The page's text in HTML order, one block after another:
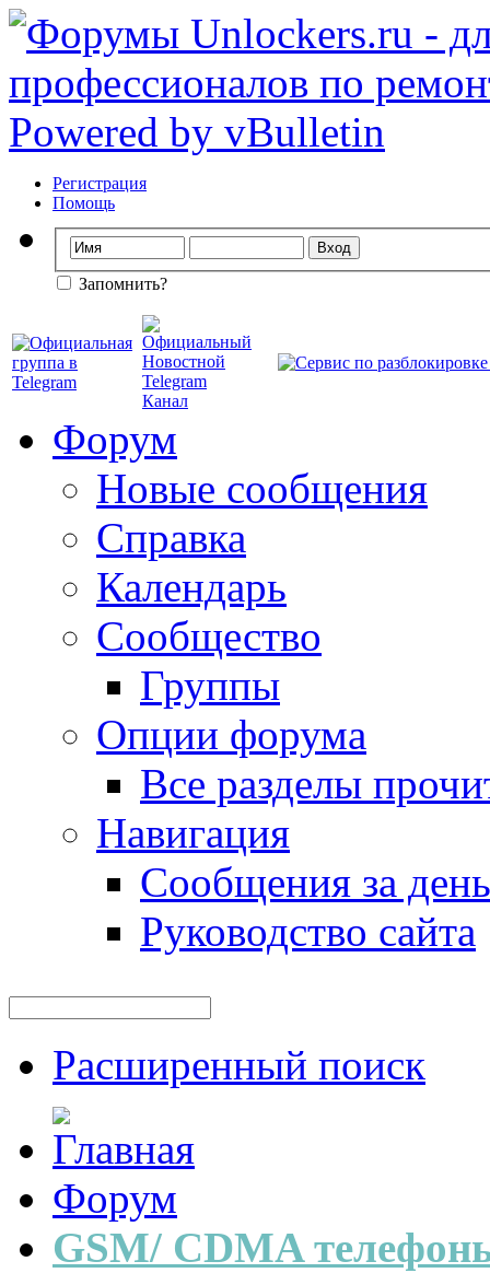
Регистрация
Помощь
Запомнить?
Форум
Новые сообщения
Справка
Календарь
Сообщество
Группы
Опции форума
Все разделы
Навигация
Сообщения за день
Руководство сайта
Расширенный поиск
Форум
GSM/ CDMA